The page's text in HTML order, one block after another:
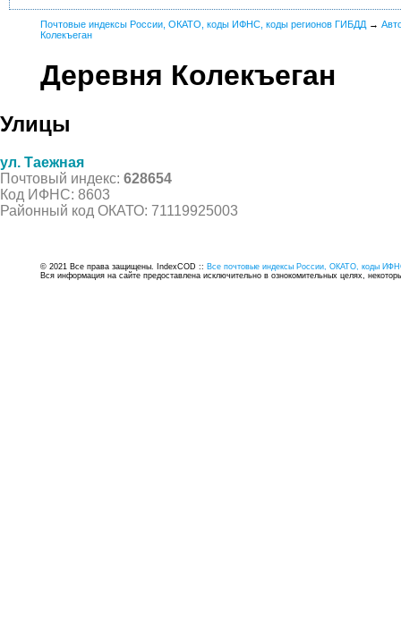
Почтовые индексы России, ОКАТО, коды ИФНС, коды регионов ГИБДД →
Колекъеган
Деревня Колекъеган
Улицы
ул. Таежная
Почтовый индекс: 628654
Код ИФНС: 8603
Районный код ОКАТО: 71119925003
© 2021 Все права защищены. IndexCOD :: Все почтовые индексы России, ОКАТО, коды
Вся информация на сайте предоставлена исключительно в ознокомительных целях,